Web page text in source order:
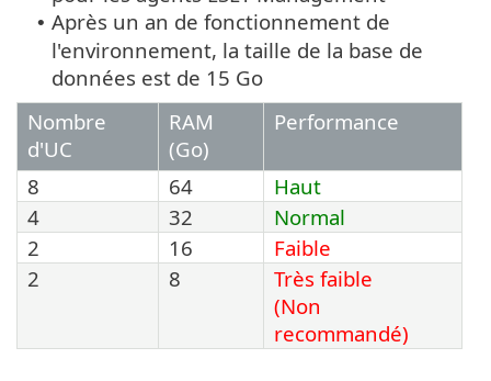
• Après un an de fonctionnement de
l'environnement, la taille de la base de
données est de 15 Go
Nombre
d'UC
RAM
(Go)
Performance
8 64
Haut
4
32
Normal
2
16
Faible
2
8
Très faible
(Non
recommandé)